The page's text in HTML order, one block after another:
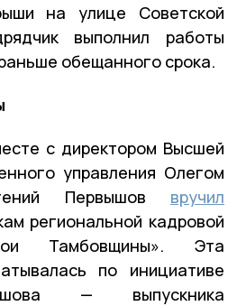
на улице Советской
выполнил работы
обещанного срока.
с директором Высшей
управления Олегом
Первышов вручил
региональной кадровой
Тамбовщины». Эта
по инициативе
— выпускника